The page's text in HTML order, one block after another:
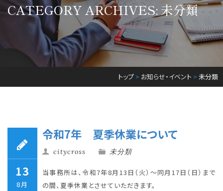
CATEGORY ARCHIVES:未分類
トップ > お知らせ・イベント > 未分類
13
8月
令和7年 夏季休業について
citycross 未分類
当事務所は、令和7年8月13日（火）～同月17日（日）まで
の間、夏季休業とさせていただきます。